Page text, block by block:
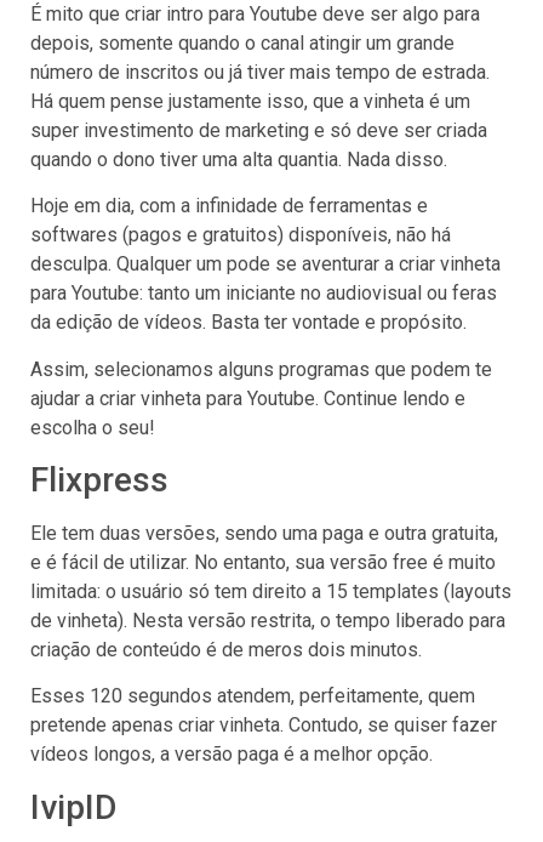
É mito que criar intro para Youtube deve ser algo para
depois, somente quando o canal atingir um grande
número de inscritos ou já tiver mais tempo de estrada.
Há quem pense justamente isso, que a vinheta é um
super investimento de marketing e só deve ser criada
quando o dono tiver uma alta quantia. Nada disso.
Hoje em dia, com a infinidade de ferramentas e
softwares (pagos e gratuitos) disponíveis, não há
desculpa. Qualquer um pode se aventurar a criar vinheta
para Youtube: tanto um iniciante no audiovisual ou feras
da edição de vídeos. Basta ter vontade e propósito.
Assim, selecionamos alguns programas que podem te
ajudar a criar vinheta para Youtube. Continue lendo e
escolha o seu!
Flixpress
Ele tem duas versões, sendo uma paga e outra gratuita,
e é fácil de utilizar. No entanto, sua versão free é muito
limitada: o usuário só tem direito a 15 templates (layouts
de vinheta). Nesta versão restrita, o tempo liberado para
criação de conteúdo é de meros dois minutos.
Esses 120 segundos atendem, perfeitamente, quem
pretende apenas criar vinheta. Contudo, se quiser fazer
vídeos longos, a versão paga é a melhor opção.
IvipID